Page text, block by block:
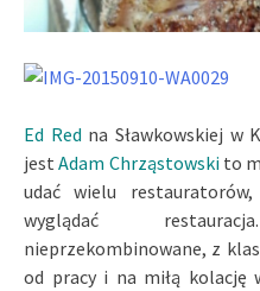
Ed Red na Sławkowskiej w
jestAdam Chrząstowskito
udać wielu
wyglądać
nieprzekombinowane, z
od pracy i na miłą kolację